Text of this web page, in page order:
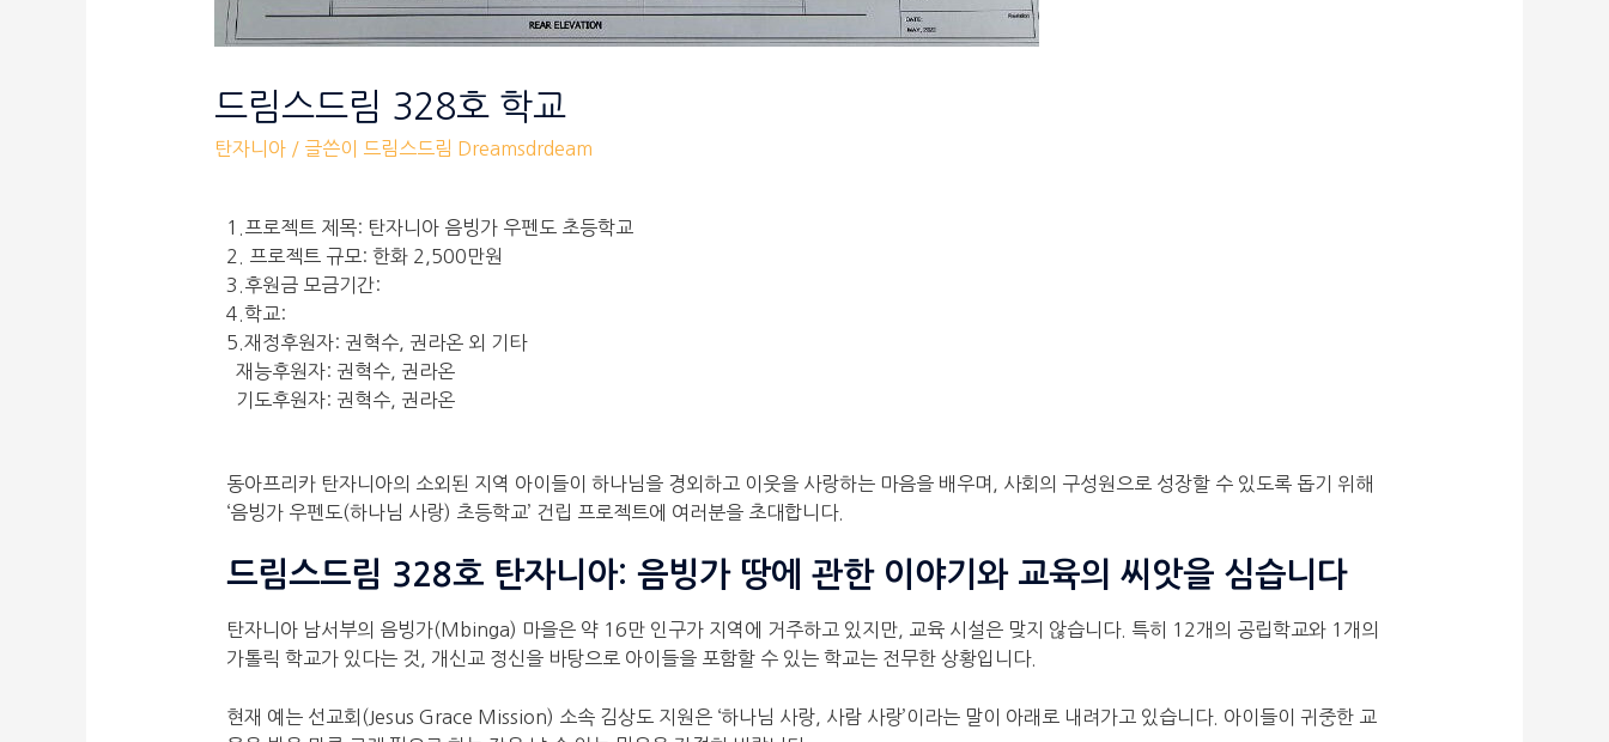
드림스드림 328호 학교
탄자니아/ 글쓴이 드림스드림 Dreamsdrdeam
1.프로젝트 제목: 탄자니아 음빙가 우펜도 초등학교
2. 프로젝트 규모: 한화 2,500만원
3.후원금 모금기간:
4.학교:
5.재정후원자: 권혁수, 권라온 외 기타
재능후원자: 권혁수, 권라온
기도후원자: 권혁수, 권라온
동아프리카 탄자니아의 소외된 지역 아이들이 하나님을 경외하고 이웃을 사랑하는 마음을 배우며, 사회의 구성원으로 성장할 수 있도록 돕기 위해
‘음빙가 우펜도(하나님 사랑) 초등학교’ 건립 프로젝트에 여러분을 초대합니다.
드림스드림 328호 탄자니아: 음빙가 땅에 관한 이야기와 교육의 씨앗을 심습니다
탄자니아 남서부의 음빙가(Mbinga) 마을은 약 16만 인구가 지역에 거주하고 있지만, 교육 시설은 맞지 않습니다. 특히 12개의 공립학교와 1개의
가톨릭 학교가 있다는 것, 개신교 정신을 바탕으로 아이들을 포함할 수 있는 학교는 전무한 상황입니다.
현재 예는 선교회(Jesus Grace Mission) 소속 김상도 지원은 ‘하나님 사랑, 사람 사랑’이라는 말이 아래로 내려가고 있습니다. 아이들이 귀중한 교